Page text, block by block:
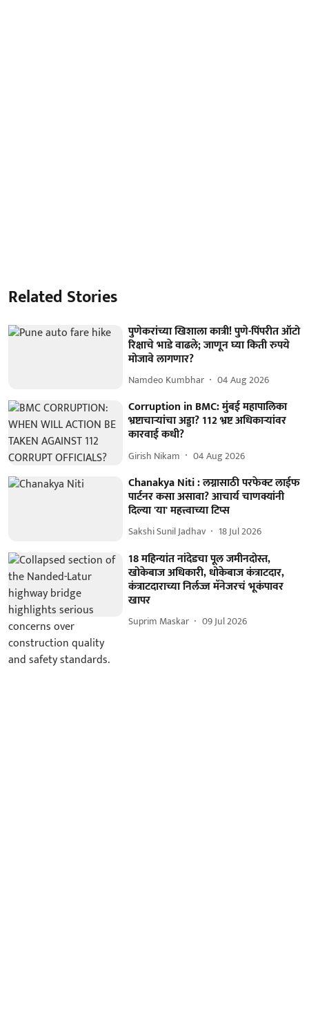
Related Stories
पुणेकरांच्या खिशाला कात्री! पुणे-पिंपरीत ऑटो
रिक्षाचे भाडे वाढले; जाणून घ्या किती रुपये
मोजावे लागणार?
Namdeo Kumbhar 04 Aug 2026
Corruption in BMC: मुंबई महापालिका
भ्रष्टाचाऱ्यांचा अड्डा? 112 भ्रष्ट अधिकाऱ्यांवर
कारवाई कधी?
Girish Nikam 04 Aug 2026
Chanakya Niti : लग्नासाठी परफेक्ट लाईफ
पार्टनर कसा असावा? आचार्य चाणक्यांनी
दिल्या 'या' महत्त्वाच्या टिप्स
Sakshi Sunil Jadhav 18 Jul 2026
18 महिन्यांत नांदेडचा पूल जमीनदोस्त,
खोकेबाज अधिकारी, धोकेबाज कंत्राटदार,
कंत्राटदाराच्या निर्लज्ज मॅनेजरचं भूकंपावर
खापर
Suprim Maskar 09 Jul 2026